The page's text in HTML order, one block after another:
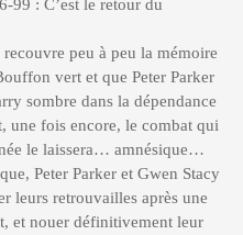
99 : C’est le retour du
peu à peu la mémoire
vert et que Peter Parker
sombre dans la dépendance
une fois encore, le combat qui
le laissera… amnésique…
Peter Parker et Gwen Stacy
leurs retrouvailles après une
et nouer définitivement leur